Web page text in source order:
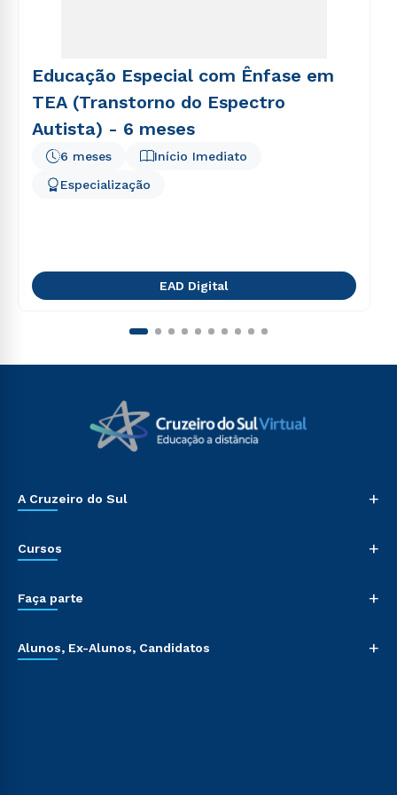
Educação Especial com Ênfase em
TEA (Transtorno do Espectro
Autista) - 6 meses
Início Imediato
6 meses
Especialização
EAD Digital
A Cruzeiro do Sul +
Cursos +
Faça parte +
Alunos, Ex-Alunos, Candidatos +